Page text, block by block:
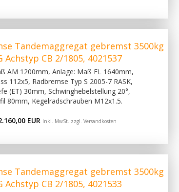
Tandemaggregat gebremst 3500kg
Achstyp CB 2/1805, 4021537
AM 1200mm, Anlage: Maß FL 1640mm,
112x5, Radbremse Typ S 2005-7 RASK,
(ET) 30mm, Schwinghebelstellung 20°,
80mm, Kegelradschrauben M12x1.5.
EUR Inkl. MwSt. zzgl. Versandkosten
Tandemaggregat gebremst 3500kg
Achstyp CB 2/1805, 4021533